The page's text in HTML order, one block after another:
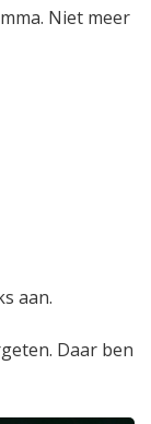
Niet meer
aan.
Daar ben